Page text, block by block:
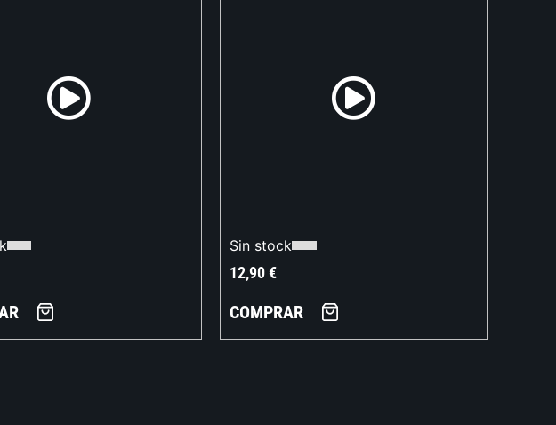
Sin stock
12,90€
COMPRAR